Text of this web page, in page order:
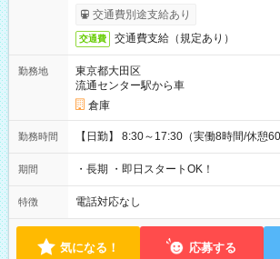
交通費別途支給あり
交通費 交通費支給（規定あり）
勤務地
東京都大田区
流通センター駅から車
倉庫
勤務時間 【日勤】 8:30～17:30（実働8時間/休憩60
期間 ・長期 ・即日スタートOK！
特徴 電話対応なし
気になる！ 応募する